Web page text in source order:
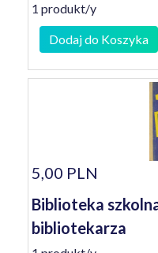
1 produkt/y
Dodaj do Koszyka
5,00 PLN
Biblioteka
bibliotekarza